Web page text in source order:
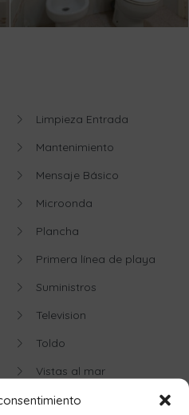
Limpieza Entrada
Mantenimiento
Mensaje Básico
Microonda
Plancha
Primera línea de playa
Suministros
Television
Toldo
Vistas al mar